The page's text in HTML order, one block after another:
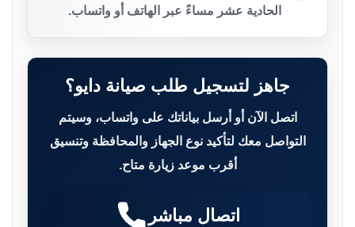
الحادية عشر مساءً عبر الهاتف أو واتساب.
جاهز لتسجيل طلب صيانة دايو؟
اتصل الآن أو أرسل بياناتك على واتساب، وسيتم
التواصل معك لتأكيد نوع الجهاز والمحافظة وتنسيق
أقرب موعد زيارة متاح.
اتصال مباشر